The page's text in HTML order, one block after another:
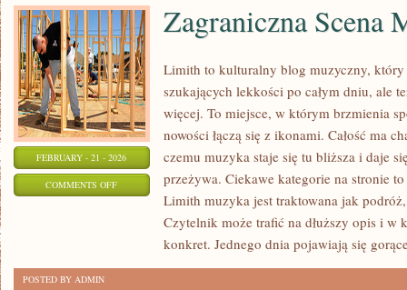
FEBRUARY - 21 - 2026
COMMENTS OFFON
ZAGRANICZNA
MUZYCZNA
Zagraniczna Scena
Limith to kulturalny blog muzyczny, który
szukających lekkości po całym dniu, ale
więcej. To miejsce, w którym brzmienia
nowości łączą się z ikonami. Całość ma
czemu muzyka staje się tu bliższa i daje
przeżywa. Ciekawe kategorie na stronie
Limith muzyka jest traktowana jak
Czytelnik może trafić na dłuższy opis i w
konkret. Jednego dnia pojawiają się
POSTED BY ADMIN